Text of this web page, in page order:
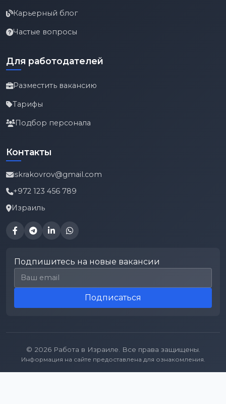
Карьерный блог
Частые вопросы
Для работодателей
Разместить вакансию
Тарифы
Подбор персонала
Контакты
iskrakovrov@gmail.com
+972 123 456 789
Израиль
Подпишитесь на новые вакансии
Email для подписки
Подписаться
© 2026 Работа в Израиле. Все права защищены.
Информация на сайте предоставлена для ознакомления.